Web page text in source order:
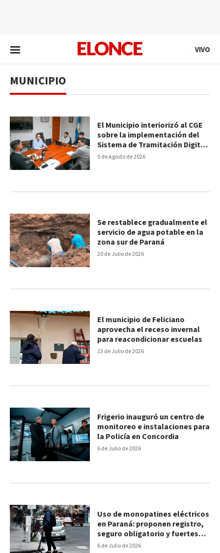
VIVO
MUNICIPIO
5 de Agosto de 2026
El Municipio interiorizó al CGE
sobre la implementación del
Sistema de Tramitación Digital
Inteligente
20 de Julio de 2026
Se restablece gradualmente el
servicio de agua potable en la
zona sur de Paraná
13 de Julio de 2026
El municipio de Feliciano
aprovecha el receso invernal
para reacondicionar escuelas
6 de Julio de 2026
Frigerio inauguró un centro de
monitoreo e instalaciones para
la Policía en Concordia
6 de Julio de 2026
Uso de monopatines eléctricos
en Paraná: proponen registro,
seguro obligatorio y fuertes
multas